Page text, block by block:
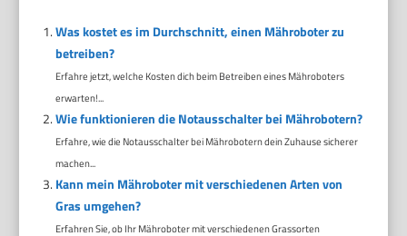
Was kostet es im Durchschnitt, einen Mähroboter zu
betreiben?
Erfahre jetzt, welche Kosten dich beim Betreiben eines Mähroboters
erwarten!...
Wie funktionieren die Notausschalter bei Mährobotern?
Erfahre, wie die Notausschalter bei Mährobotern dein Zuhause sicherer
machen...
Kann mein Mähroboter mit verschiedenen Arten von
Gras umgehen?
Erfahren Sie, ob Ihr Mähroboter mit verschiedenen Grassorten